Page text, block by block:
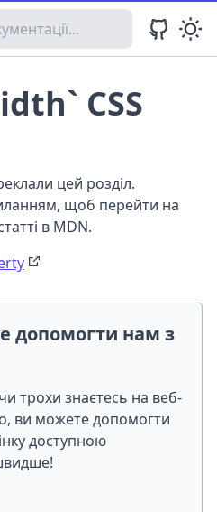
CSS
цей розділ.
щоб перейти на
в MDN.
допомогти нам з
трохи знаєтесь на веб-
ви можете допомогти
доступною